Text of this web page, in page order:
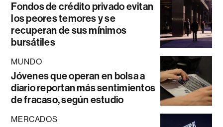
Fondos de crédito privado evitan
los peores temores y se
recuperan de sus mínimos
bursátiles
MUNDO
Jóvenes que operan en bolsa a
diario reportan más sentimientos
de fracaso, según estudio
MERCADOS